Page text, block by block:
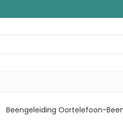
Beengeleiding Oortelefoon-